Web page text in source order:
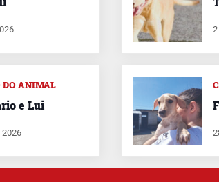
DO ANIMAL
e Lui
2026